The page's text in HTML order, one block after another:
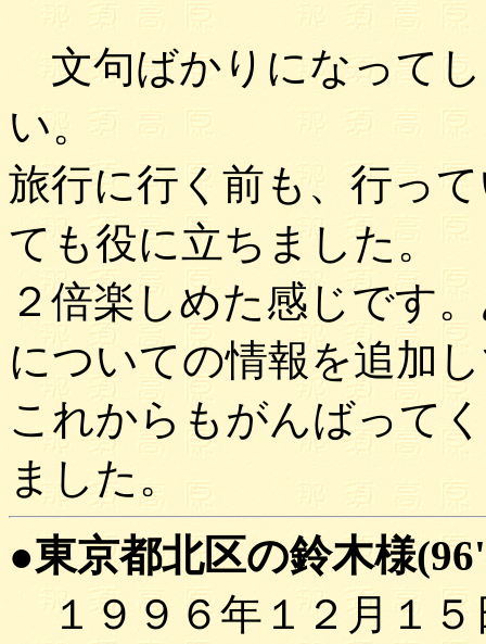
文句ばかりになって
い。
旅行に行く前も、行っ
ても役に立ちました。
２倍楽しめた感じです
についての情報を追加
これからもがんばって
ました。
●東京都北区の鈴木様
１９９６年１２月１５